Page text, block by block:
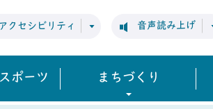
クセシビリティ 音声読み上げ
ポーツ まちづくり